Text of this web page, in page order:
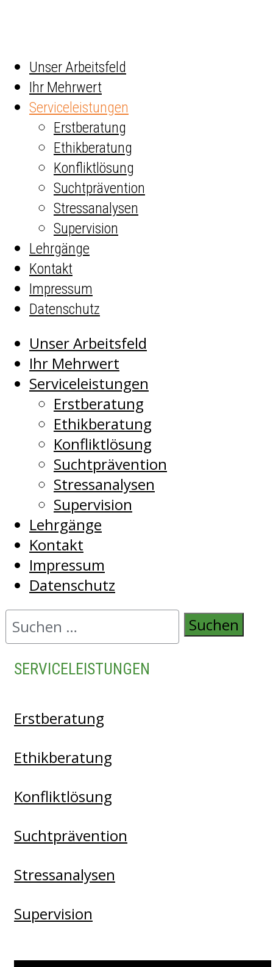
Primary
Menu
Unser Arbeitsfeld
Ihr Mehrwert
Serviceleistungen
Erstberatung
Ethikberatung
Konfliktlösung
Suchtprävention
Stressanalysen
Supervision
Lehrgänge
Kontakt
Impressum
Datenschutz
Unser Arbeitsfeld
Ihr Mehrwert
Serviceleistungen
Erstberatung
Ethikberatung
Konfliktlösung
Suchtprävention
Stressanalysen
Supervision
Lehrgänge
Kontakt
Impressum
Datenschutz
Skip
to
content
Suchen
nach:
SERVICELEISTUNGEN
Erstberatung
Ethikberatung
Konfliktlösung
Suchtprävention
Stressanalysen
Supervision